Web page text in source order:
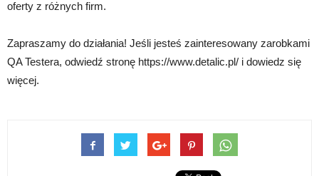
oferty z różnych firm.
Zapraszamy do działania! Jeśli jesteś zainteresowany zarobkami
QA Testera, odwiedź stronę https://www.detalic.pl/ i dowiedz się
więcej.